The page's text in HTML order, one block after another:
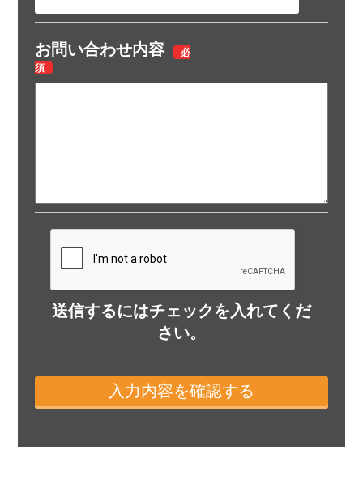
お問い合わせ内容
送信するにはチェックを入れてくだ
さい。